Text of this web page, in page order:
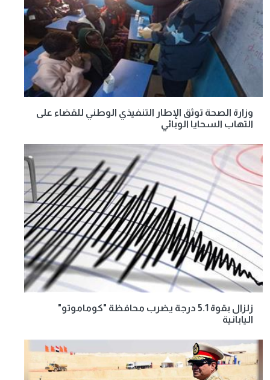
وزارة الصحة توثق الإطار التنفيذي الوطني للقضاء على
التهاب السحايا الوبائي
زلزال بقوة 5.1 درجة يضرب محافظة "كوماموتو"
اليابانية